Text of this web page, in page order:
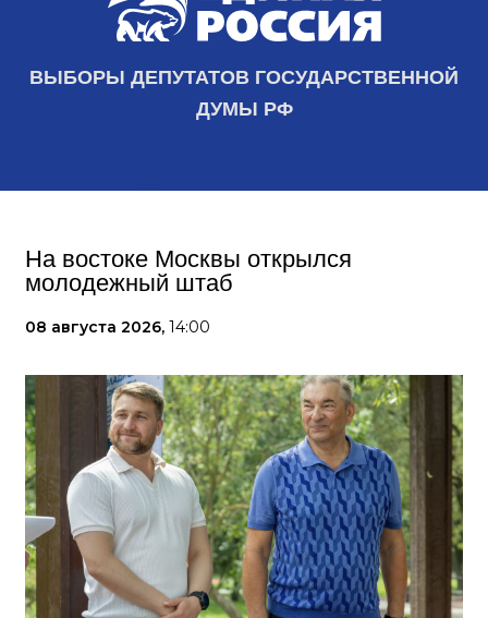
ВЫБОРЫ ДЕПУТАТОВ ГОСУДАРСТВЕННОЙ
ДУМЫ РФ
На востоке Москвы открылся
молодежный штаб
08 августа 2026, 14:00